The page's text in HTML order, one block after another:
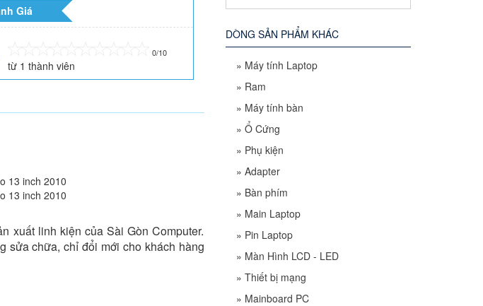
Giá
0/10
từ 1 thành viên
xuất linh kiện của Sài Gòn Computer.
sửa chữa, chỉ đổi mới cho khách hàng
DÒNG SẢN PHẨM KHÁC
» Máy tính Laptop
» Ram
» Máy tính bàn
» Ổ Cứng
» Phụ kiện
» Adapter
» Bàn phím
» Main Laptop
» Pin Laptop
» Màn Hình LCD - LED
» Thiết bị mạng
» Mainboard PC